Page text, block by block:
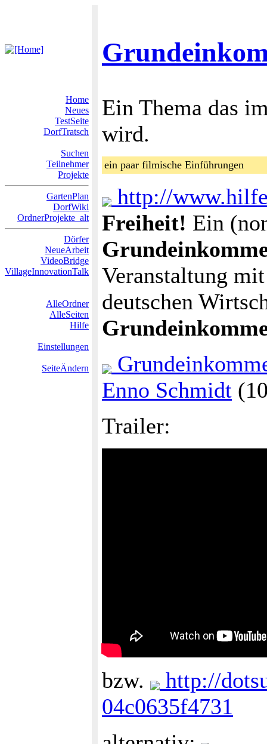
Home
Neues
TestSeite
DorfTratsch
Suchen
Teilnehmer
Projekte
GartenPlan
DorfWiki
OrdnerProjekte_alt
Dörfer
NeueArbeit
VideoBridge
VillageInnovationTalk
AlleOrdner
AlleSeiten
Hilfe
Einstellungen
SeiteÄndern
Ein Thema das
wird.
ein paar filmische Einführungen
http://
Freiheit! Ein
Veranstaltung
deutschen
Enno Schmidt
Trailer:
bzw.
http://
04c0635f4731